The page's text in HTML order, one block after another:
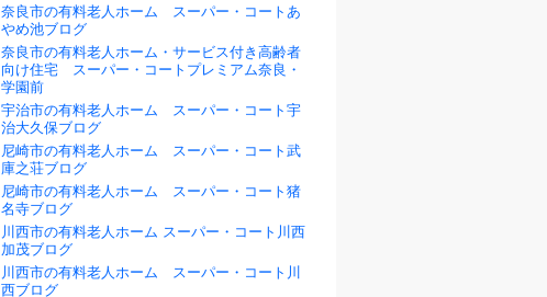
奈良市の有料老人ホーム スーパー・コートあ
やめ池ブログ
奈良市の有料老人ホーム・サービス付き高齢者
向け住宅 スーパー・コートプレミアム奈良・
学園前
宇治市の有料老人ホーム スーパー・コート宇
治大久保ブログ
尼崎市の有料老人ホーム スーパー・コート武
庫之荘ブログ
尼崎市の有料老人ホーム スーパー・コート猪
名寺ブログ
川西市の有料老人ホーム スーパー・コート川西
加茂ブログ
川西市の有料老人ホーム スーパー・コート川
西ブログ